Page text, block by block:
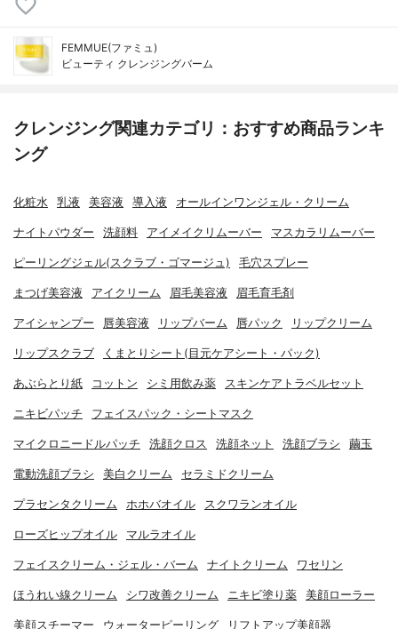
FEMMUE(ファミュ)
ビューティ クレンジングバーム
クレンジング関連カテゴリ：おすすめ商品ランキ
ング
化粧水 乳液 美容液 導入液 オールインワンジェル・クリーム
ナイトパウダー 洗顔料 アイメイクリムーバー マスカラリムーバー
ピーリングジェル(スクラブ・ゴマージュ) 毛穴スプレー
まつげ美容液 アイクリーム 眉毛美容液 眉毛育毛剤
アイシャンプー 唇美容液 リップバーム 唇パック リップクリーム
リップスクラブ くまとりシート(目元ケアシート・パック)
あぶらとり紙 コットン シミ用飲み薬 スキンケアトラベルセット
ニキビパッチ フェイスパック・シートマスク
マイクロニードルパッチ 洗顔クロス 洗顔ネット 洗顔ブラシ 繭玉
電動洗顔ブラシ 美白クリーム セラミドクリーム
プラセンタクリーム ホホバオイル スクワランオイル
ローズヒップオイル マルラオイル
フェイスクリーム・ジェル・バーム ナイトクリーム ワセリン
ほうれい線クリーム シワ改善クリーム ニキビ塗り薬 美顔ローラー
美顔スチーマー ウォーターピーリング リフトアップ美顔器